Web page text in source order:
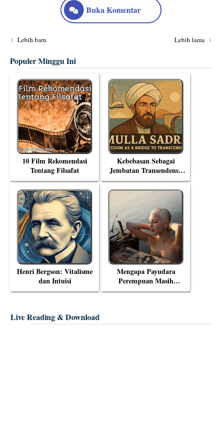
Buka Komentar
Lebih baru Lebih lama
Populer Minggu Ini
10 Film Rekomendasi
Tentang Filsafat
Kebebasan Sebagai
Jembatan Transendensi:
Menyelami Filsafat
Eksistensial Mulla Sadra
Henri Bergson: Vitalisme
dan Intuisi
Mengapa Payudara
Perempuan Masih
Menjadi Objek Tabu?
Live Reading & Download